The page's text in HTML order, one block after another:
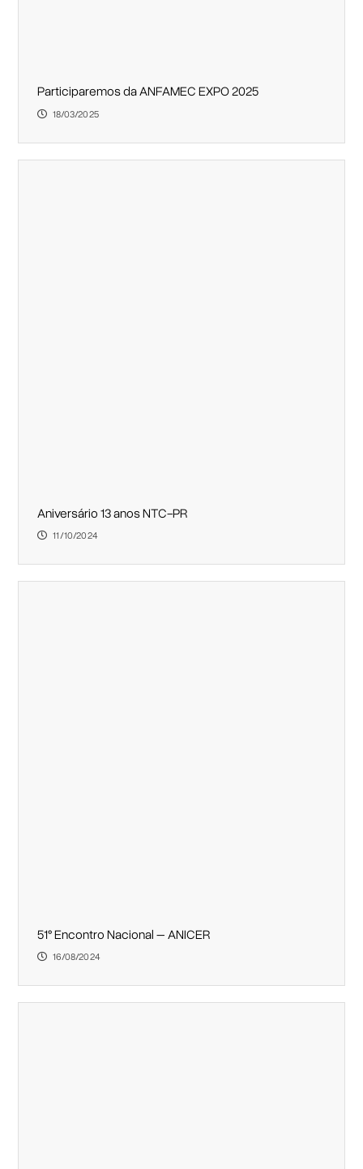
Participaremos da ANFAMEC EXPO 2025
18/03/2025
Aniversário 13 anos NTC-PR
11/10/2024
51° Encontro Nacional – ANICER
16/08/2024